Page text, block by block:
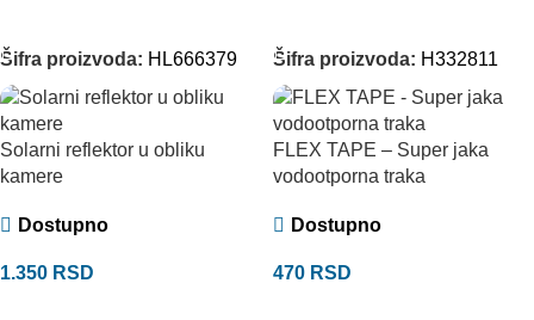
Šifra proizvoda: HL666379 Šifra proizvoda: H332811
Solarni reflektor u obliku
kamere
Dostupno
1.350 RSD
FLEX TAPE – Super jaka
vodootporna traka
Dostupno
470 RSD